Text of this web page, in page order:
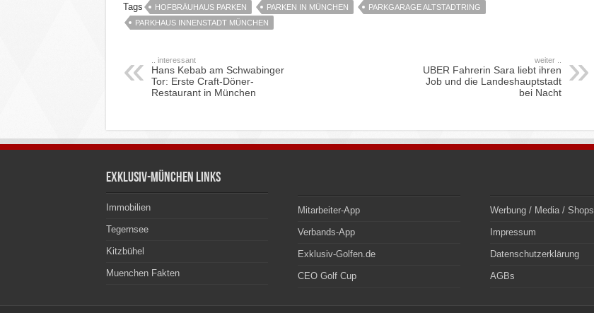
Tags HOFBRÄUHAUS PARKEN PARKEN IN MÜNCHEN
PARKGARAGE ALTSTADTRING
PARKHAUS INNENSTADT MÜNCHEN
.. interessant
Hans Kebab am Schwabinger
Tor: Erste Craft-Döner-
Restaurant in München
weiter ..
UBER Fahrerin Sara liebt ihren
Job und die Landeshauptstadt
bei Nacht
Exklusiv-München Links
Immobilien
Tegernsee
Kitzbühel
Muenchen Fakten
Mitarbeiter-App
Verbands-App
Exklusiv-Golfen.de
CEO Golf Cup
Werbung / Media / Shops
Impressum
Datenschutzerklärung
AGBs